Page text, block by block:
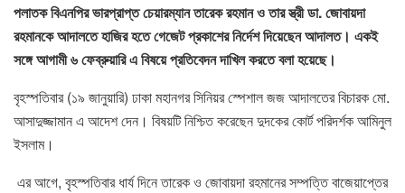
পলাতক বিএনপির ভারপ্রাপ্ত চেয়ারম্যান তারেক রহমান ও তার স্ত্রী ডা. জোবায়দা
রহমানকে আদালতে হাজির হতে গেজেট প্রকাশের নির্দেশ দিয়েছেন আদালত। একই
সঙ্গে আগামী ৬ ফেব্রুয়ারি এ বিষয়ে প্রতিবেদন দাখিল করতে বলা হয়েছে।
বৃহস্পতিবার (১৯ জানুয়ারি) ঢাকা মহানগর সিনিয়র স্পেশাল জজ আদালতের বিচারক মো.
আসাদুজ্জামান এ আদেশ দেন। বিষয়টি নিশ্চিত করেছেন দুদকের কোর্ট পরিদর্শক আমিনুল
ইসলাম।
এর আগে, বৃহস্পতিবার ধার্য দিনে তারেক ও জোবায়দা রহমানের সম্পত্তি বাজেয়াপ্তের